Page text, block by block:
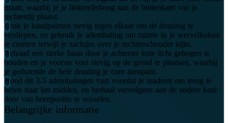
draait, waarbij je je linkerelleboog aan de buitenkant van je
rechterdij plaatst.
Druk je handpalmen stevig tegen elkaar om de draaiing te
verdiepen, en gebruik je ademhaling om ruimte in je wervelkolom
te creëren terwijl je zachtjes over je rechterschouder kijkt.
Behoud een sterke basis door je achterste knie licht gebogen te
houden en je voorste voet stevig op de grond te plaatsen, waarbij
je gedurende de hele draaiing je core aanspant.
Houd dit 3-5 ademhalingen vast voordat je inademt om terug te
keren naar het midden, en herhaal vervolgens aan de andere kant
door van beenpositie te wisselen.
Belangrijke informatie